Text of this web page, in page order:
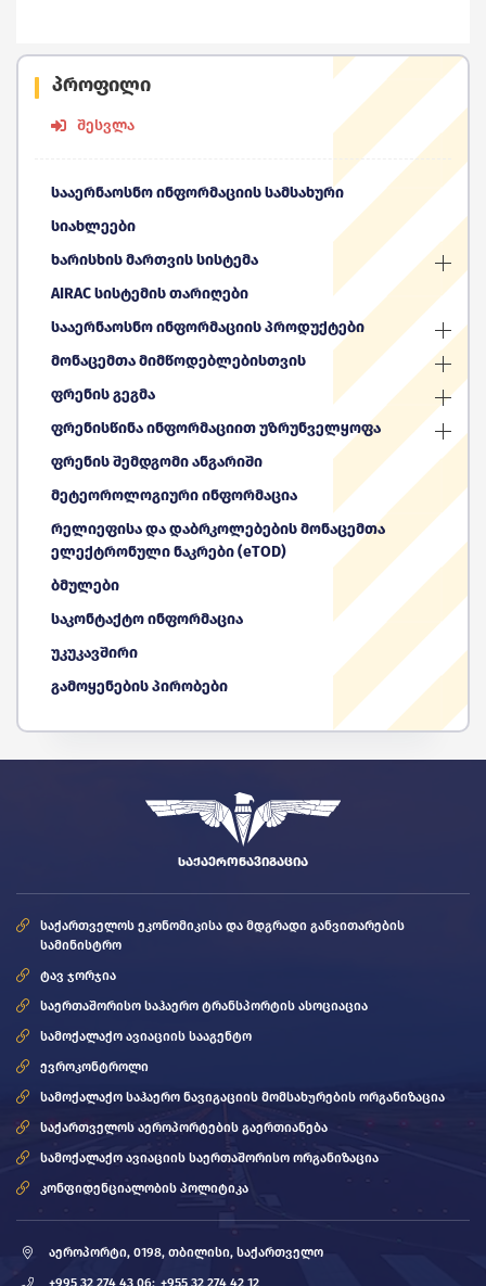
პროფილი
შესვლა
სააერნაოსნო ინფორმაციის სამსახური
სიახლეები
ხარისხის მართვის სისტემა
AIRAC სისტემის თარიღები
სააერნაოსნო ინფორმაციის პროდუქტები
მონაცემთა მიმწოდებლებისთვის
ფრენის გეგმა
ფრენისწინა ინფორმაციით უზრუნველყოფა
ფრენის შემდგომი ანგარიში
მეტეოროლოგიური ინფორმაცია
რელიეფისა და დაბრკოლებების მონაცემთა
ელექტრონული ნაკრები (eTOD)
ბმულები
საკონტაქტო ინფორმაცია
უკუკავშირი
გამოყენების პირობები
ᲡᲐᲥᲐᲔᲠᲝᲜᲐᲕᲘᲒᲐᲪᲘᲐ
საქართველოს ეკონომიკისა და მდგრადი განვითარების
სამინისტრო
ტავ ჯორჯია
საერთაშორისო საჰაერო ტრანსპორტის ასოციაცია
სამოქალაქო ავიაციის სააგენტო
ევროკონტროლი
სამოქალაქო საჰაერო ნავიგაციის მომსახურების ორგანიზაცია
საქართველოს აეროპორტების გაერთიანება
სამოქალაქო ავიაციის საერთაშორისო ორგანიზაცია
კონფიდენციალობის პოლიტიკა
აეროპორტი, 0198, თბილისი, საქართველო